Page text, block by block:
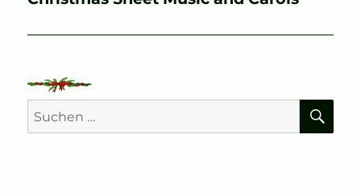
Suchen
nach: